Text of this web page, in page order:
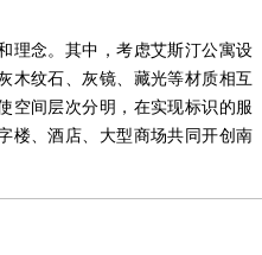
理念。其中，考虑艾斯汀公寓设
木纹石、灰镜、藏光等材质相互
空间层次分明，在实现标识的服
楼、酒店、大型商场共同开创南